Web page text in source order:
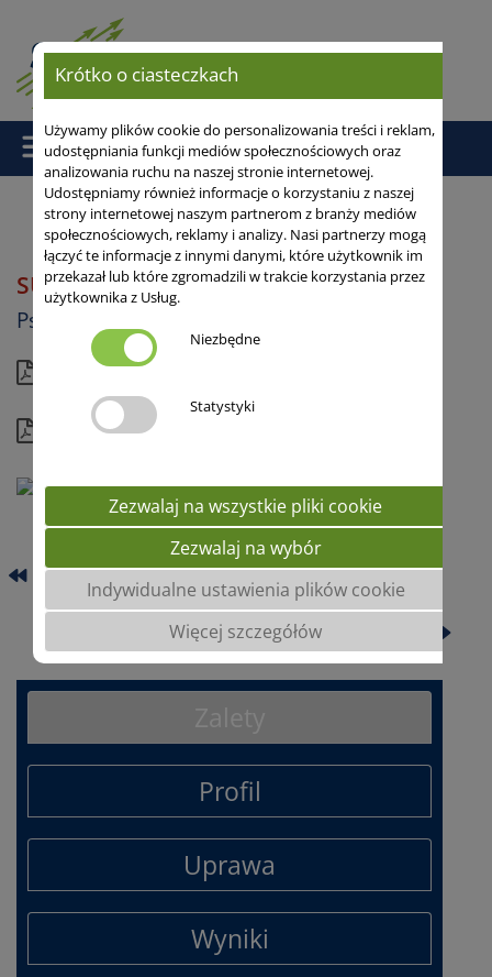
Strona główna// SU ATLETUS
SU ATLETUSTradycyjne źdźbło
Pszenżyto ozime
Aktualna karta
Kompletny profil
SU ASKADUS
SU FAVONIUS
Profil
Uprawa
Wyniki
Krótko o ciasteczkach
Używamy plików cookie do personalizowania treści i reklam,
udostępniania funkcji mediów społecznościowych oraz
analizowania ruchu na naszej stronie internetowej.
Udostępniamy również informacje o korzystaniu z naszej
strony internetowej naszym partnerom z branży mediów
społecznościowych, reklamy i analizy. Nasi partnerzy mogą
łączyć te informacje z innymi danymi, które użytkownik im
przekazał lub które zgromadzili w trakcie korzystania przez
użytkownika z Usług.
Niezbędne
Statystyki
Zezwalaj na wszystkie pliki cookie
Zezwalaj na wybór
Indywidualne ustawienia plików cookie
Więcej szczegółów